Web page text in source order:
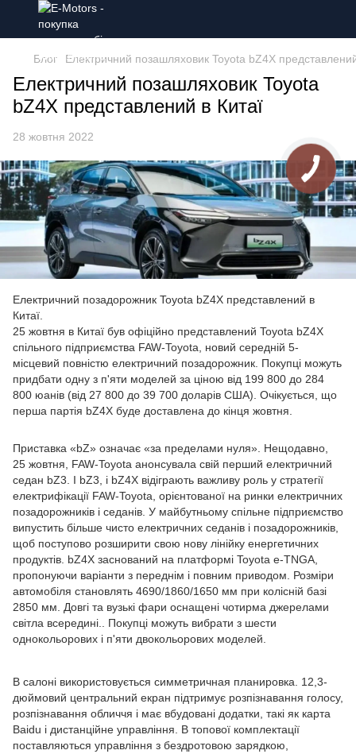
Блог Електричний позашляховик Toyota bZ4X
Електричний позашляховик Toyota
bZ4X представлений в Китаї
28 жовтня 2022
Електричний позадорожник Toyota bZ4X представлений в
Китаї.
25 жовтня в Китаї був офіційно представлений Toyota bZ4X
спільного підприємства FAW-Toyota, новий середній 5-
місцевий повністю електричний позадорожник. Покупці можуть
придбати одну з п'яти моделей за ціною від 199 800 до 284
800 юанів (від 27 800 до 39 700 доларів США). Очікується, що
перша партія bZ4X буде доставлена ​​до кінця жовтня.
Приставка «bZ» означає «за пределами нуля». Нещодавно,
25 жовтня, FAW-Toyota анонсувала свій перший електричний
седан bZ3. І bZ3, і bZ4X відіграють важливу роль у стратегії
електрифікації FAW-Toyota, орієнтованої на ринки електричних
позадорожників і седанів. У майбутньому спільне підприємство
випустить більше чисто електричних седанів і позадорожників,
щоб поступово розширити свою нову лінійку енергетичних
продуктів. bZ4X заснований на платформі Toyota e-TNGA,
пропонуючи варіанти з переднім і повним приводом. Розміри
автомобіля становлять 4690/1860/1650 мм при колісній базі
2850 мм. Довгі та вузькі фари оснащені чотирма джерелами
світла всередині.. Покупці можуть вибрати з шести
однокольорових і п'яти двокольорових моделей.
В салоні використовується симметричная планировка. 12,3-
дюймовий центральний екран підтримує розпізнавання голосу,
розпізнавання обличчя і має вбудовані додатки, такі як карта
Baidu і дистанційне управління. В топової комплектації
поставляються управління з бездротовою зарядкою,